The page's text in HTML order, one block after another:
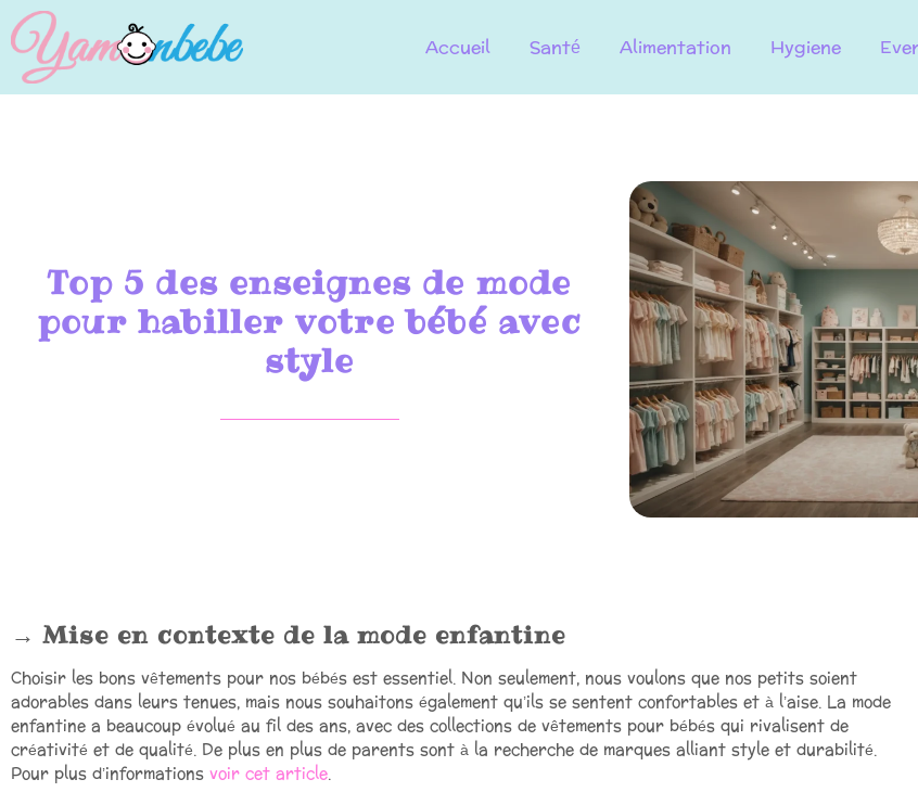
Accueil Santé Alimentation Hygiene
Top 5 des enseignes de mode
pour habiller votre bébé avec
style
Mise en contexte de la mode enfantine
Choisir les bons vêtements pour nos bébés est essentiel. Non seulement, nous voulons que nos petits soient
adorables dans leurs tenues, mais nous souhaitons également qu’ils se sentent confortables et à l’aise. La mode
enfantine a beaucoup évolué au fil des ans, avec des collections de vêtements pour bébés qui rivalisent de
créativité et de qualité. De plus en plus de parents sont à la recherche de marques alliant style et durabilité.
Pour plus d’informations voir cet article.